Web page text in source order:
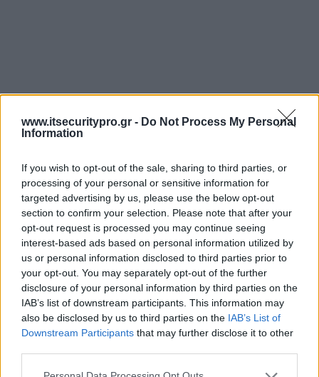
www.itsecuritypro.gr - Do Not Process My Personal
Information
If you wish to opt-out of the sale, sharing to third parties, or
processing of your personal or sensitive information for
targeted advertising by us, please use the below opt-out
section to confirm your selection. Please note that after your
opt-out request is processed you may continue seeing
interest-based ads based on personal information utilized by
us or personal information disclosed to third parties prior to
your opt-out. You may separately opt-out of the further
disclosure of your personal information by third parties on the
IAB’s list of downstream participants. This information may
also be disclosed by us to third parties on the IAB’s List of
Downstream Participants that may further disclose it to other